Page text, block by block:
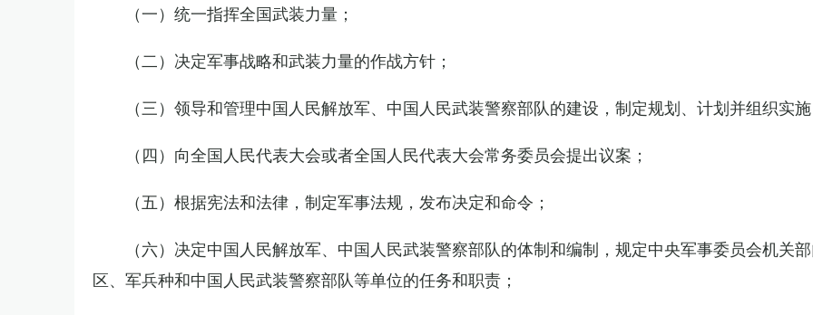
（一）统一指挥全国武装力量；
（二）决定军事战略和武装力量的作战方针；
（三）领导和管理中国人民解放军、中国人民武装警察部队的建设，制定规划、计划并组织实
（四）向全国人民代表大会或者全国人民代表大会常务委员会提出议案；
（五）根据宪法和法律，制定军事法规，发布决定和命令；
（六）决定中国人民解放军、中国人民武装警察部队的体制和编制，规定中央军事委员会机关
区、军兵种和中国人民武装警察部队等单位的任务和职责；